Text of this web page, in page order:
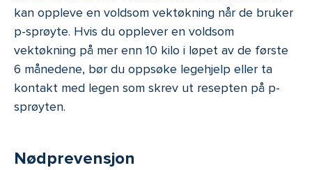
kan oppleve en voldsom vektøkning når de bruker
p-sprøyte. Hvis du opplever en voldsom
vektøkning på mer enn 10 kilo i løpet av de første
6 månedene, bør du oppsøke legehjelp eller ta
kontakt med legen som skrev ut resepten på p-
sprøyten.
Nødprevensjon